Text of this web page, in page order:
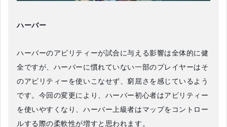
ハーバー
ハーバーのアビリティーが試合に与える影響は全体的に健
全ですが、ハーバーに慣れていない一部のプレイヤーはそ
のアビリティーを使いこなせず、窮屈さを感じているよう
です。今回の変更により、ハーバー初心者はアビリティー
を使いやすくなり、ハーバー上級者はマップをコントロー
ルする際の柔軟性が増すと思われます。